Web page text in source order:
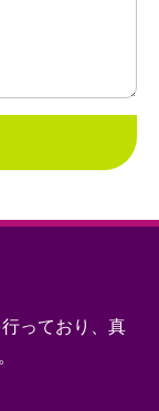
っており、真